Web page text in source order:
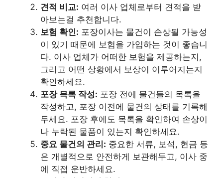
견적 비교: 여러 이사 업체로부터 견적을 받
아보는걸 추천합니다.
보험 확인: 포장이사는 물건이 손상될 가능성
이 있기 때문에 보험을 가입하는 것이 좋습니
다. 이사 업체가 어떠한 보험을 제공하는지,
그리고 어떤 상황에서 보상이 이루어지는지
확인하세요.
포장 목록 작성: 포장 전에 물건들의 목록을
작성하고, 포장 이전에 물건의 상태를 기록해
두세요. 포장 후에도 목록을 확인하여 손상이
나 누락된 물품이 있는지 확인하세요.
중요 물건의 관리: 중요한 서류, 보석, 현금 등
은 개별적으로 안전하게 보관해두고, 이사 중
에 직접 운반하세요.